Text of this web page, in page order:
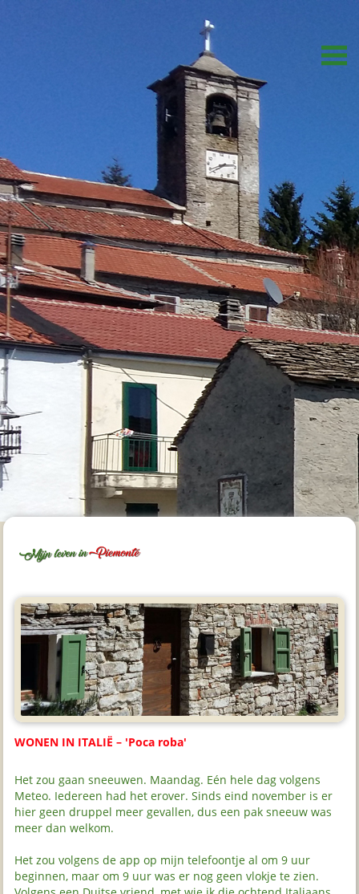
WONEN IN ITALIË – 'Poca roba'
Het zou gaan sneeuwen. Maandag. Eén hele dag volgens
Meteo. Iedereen had het erover. Sinds eind november is er
hier geen druppel meer gevallen, dus een pak sneeuw was
meer dan welkom.
Het zou volgens de app op mijn telefoontje al om 9 uur
beginnen, maar om 9 uur was er nog geen vlokje te zien.